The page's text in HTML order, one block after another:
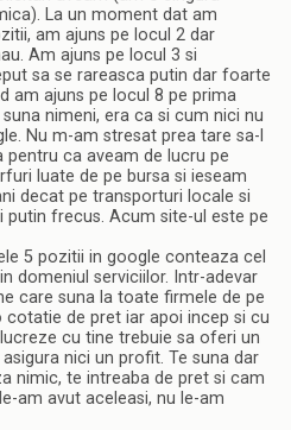
La un moment dat am
am ajuns pe locul 2 dar
Am ajuns pe locul 3 si
sa se rareasca putin dar foarte
am ajuns pe locul 8 pe prima
nimeni, era ca si cum nici nu
Nu m-am stresat prea tare sa-l
ca aveam de lucru pe
luate de pe bursa si ieseam
decat pe transporturi locale si
putin frecus. Acum site-ul este pe
5 pozitii in google conteaza cel
domeniul serviciilor. Intr-adevar
care suna la toate firmele de pe
cotatie de pret iar apoi incep si cu
cu tine trebuie sa oferi un
nici un profit. Te suna dar
nimic, te intreaba de pret si cam
am avut aceleasi, nu le-am